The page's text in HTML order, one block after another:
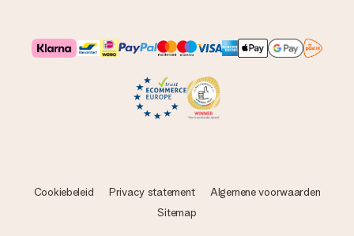
Cookiebeleid Privacy statement
Algemene voorwaarden
Sitemap